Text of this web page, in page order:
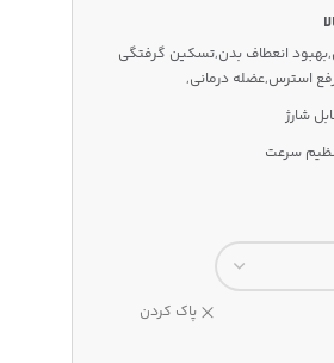
انعطاف بدن,تسکین گرفتگی
استرس,عضله درمانی,
شارژ
سرعت
پاک کردن